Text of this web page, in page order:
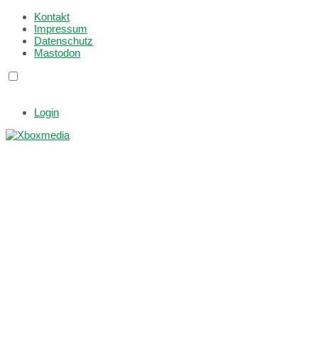
Kontakt
Impressum
Datenschutz
Mastodon
Login